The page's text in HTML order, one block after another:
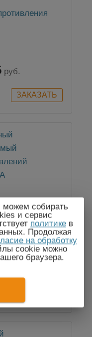
руб.
М630/М630А
собирать
и сервис
политике в
Продолжая
на обработку
cookie можно
браузера.